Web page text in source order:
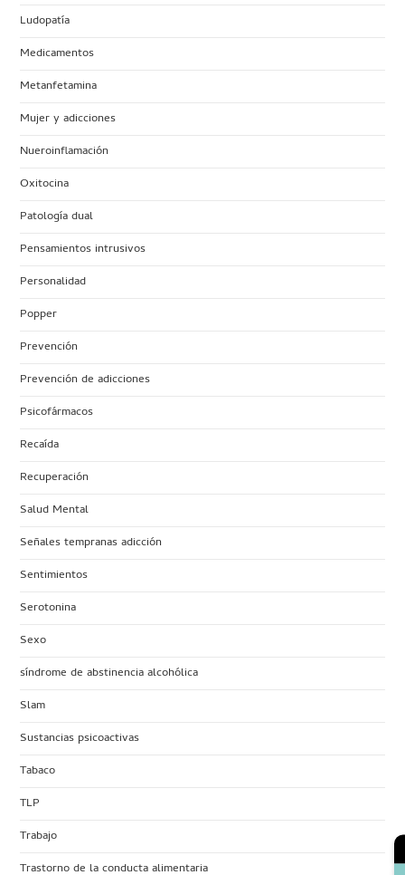
Ludopatía
Medicamentos
Metanfetamina
Mujer y adicciones
Nueroinflamación
Oxitocina
Patología dual
Pensamientos intrusivos
Personalidad
Popper
Prevención
Prevención de adicciones
Psicofármacos
Recaída
Recuperación
Salud Mental
Señales tempranas adicción
Sentimientos
Serotonina
Sexo
síndrome de abstinencia alcohólica
Slam
Sustancias psicoactivas
Tabaco
TLP
Trabajo
Trastorno de la conducta alimentaria